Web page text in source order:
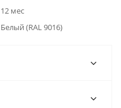
12 мес
Белый (RAL 9016)